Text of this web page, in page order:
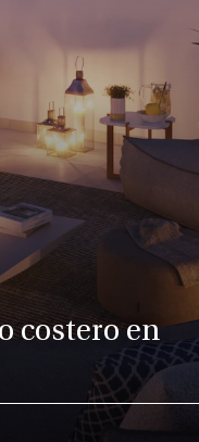
costero en